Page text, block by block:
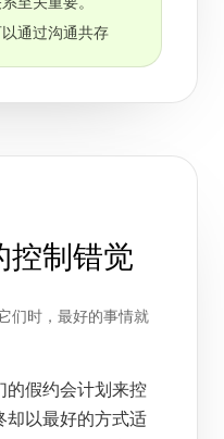
至关重要。
通过沟通共存
控制错觉
们时，最好的事情就
的假约会计划来控
却以最好的方式适